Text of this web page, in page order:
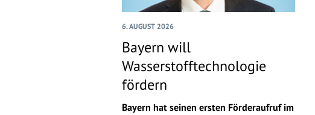
6. AUGUST 2026
Bayern will
Wasserstofftechnologie
fördern
Bayern hat seinen ersten Förderaufruf im